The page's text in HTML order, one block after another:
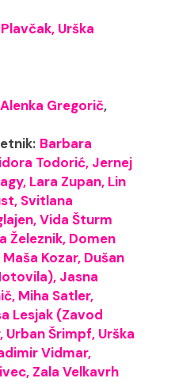
Urška
Alenka Gregorič,
Barbara
Todorić, Jernej
Lara Zupan, Lin
Svitlana
Vida Šturm
Železnik, Domen
Kozar, Dušan
Jasna
Miha Satler,
Lesjak (Zavod
Urban Šrimpf, Urška
Vidmar,
Zala Velkavrh